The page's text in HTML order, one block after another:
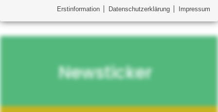
Erstinformation Datenschutzerklärung Impressum
Newsticker